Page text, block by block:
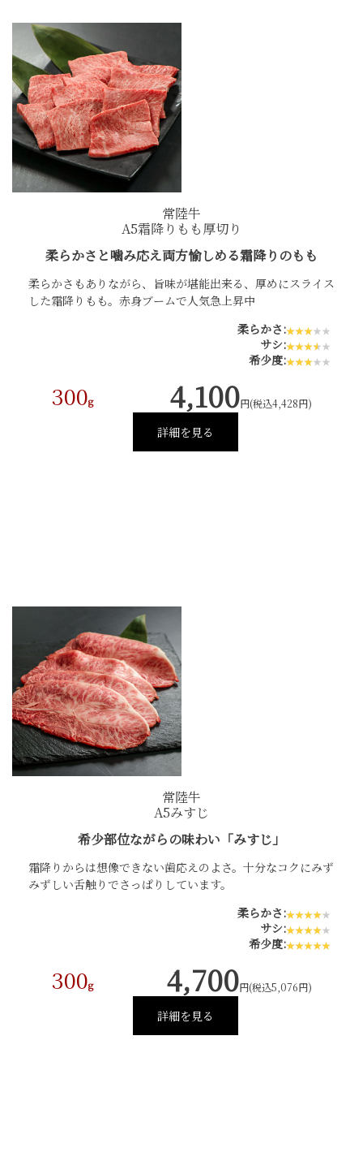
シーン別特集
お中元ギフト
お中元ハムギフ
ト
出産内祝い 結婚内祝い
長寿祝い 高級肉ギフト
ふるさと納税
常陸牛
A5霜降りもも厚切り
柔らかさと噛み応え両方愉しめる霜降りのもも
柔らかさもありながら、旨味が堪能出来る、厚めにスライス
した霜降りもも。赤身ブームで人気急上昇中
柔らかさ:
サシ:
希少度:
300g 4,100円(税込4,428円)
詳細を見る
常陸牛
A5みすじ
希少部位ながらの味わい「みすじ」
霜降りからは想像できない歯応えのよさ。十分なコクにみず
みずしい舌触りでさっぱりしています。
柔らかさ:
サシ:
希少度:
300g 4,700円(税込5,076円)
詳細を見る